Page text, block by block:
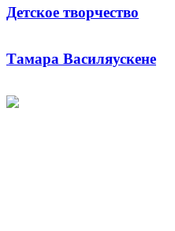
Детское творчество
Тамара Василяускене